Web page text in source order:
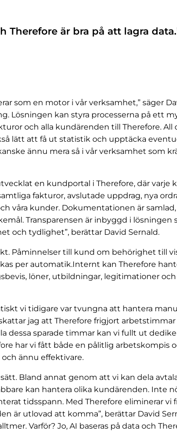
Therefore är bra på att lagra
som en motor i vår verksamhet,” säger
Lösningen kan styra processerna på ett
och alla kundärenden till Therefore. All
lätt att få ut statistik och upptäcka
ännu mera så i vår verksamhet som
en kundportal i Therefore, där varje
fakturor, avslutade uppdrag, nya
våra kunder. Dokumentationen är
Transparensen är inbyggd i lösningen
och tydlighet”, berättar David Sernald.
Påminnelser till kund om behörighet till
per automatik.Internt kan Therefore
löner, utbildningar, legitimationer
vi tidigare var tvungna att hantera
jag att Therefore frigjort
dessa sparade timmar kan vi fullt ut
har vi fått både en pålitlig arbetskompis
ännu effektivare.
Bland annat genom att vi kan dela
kan hantera olika kundärenden. Inte
tidsspann. Med Therefore eliminerar vi
är utlovad att komma”, berättar David
Varför? Jo, AI baseras på data och